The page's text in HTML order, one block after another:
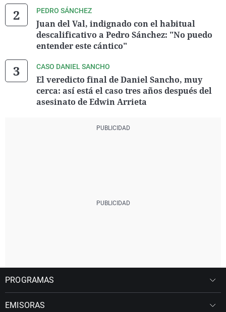
PEDRO SÁNCHEZ
Juan del Val, indignado con el habitual
descalificativo a Pedro Sánchez: "No puedo
entender este cántico"
CASO DANIEL SANCHO
El veredicto final de Daniel Sancho, muy
cerca: así está el caso tres años después del
asesinato de Edwin Arrieta
PROGRAMAS
EMISORAS